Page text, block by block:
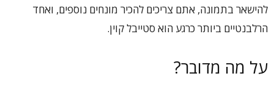
להישאר בתמונה, אתם צריכים להכיר מונחים נוספים, ואחד
הרלבנטיים ביותר כרגע הוא סטייבל קוין.
על מה מדובר?